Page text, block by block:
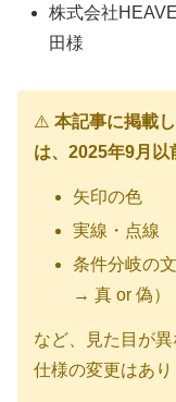
株式会社
田様
⚠️ 本記事に掲載
は、2025年9月以
矢印の色
実線・点線
条件分岐の
→ 真 or 偽）
など、見た目が
仕様の変更はあり